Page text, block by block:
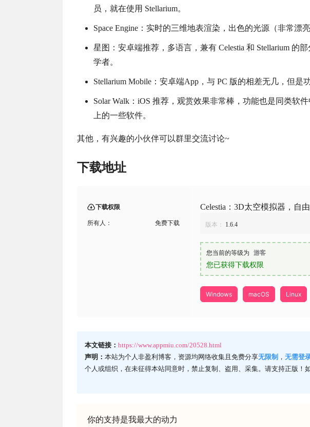
员，就在使用 Stellarium。
Space Engine：实时的三维地表渲染，出色的光源（非常漂
星图：安卓端推荐，多语言，兼有 Celestia 和 Stellarium 的
学者。
Stellarium Mobile：安卓端App，与 PC 版的相差无几，但是
Solar Walk：iOS 推荐，观赏效果非常棒，功能也是同类软
上的一些软件。
其他，有兴趣的小伙伴可以群里交流讨论~
下载地址
下载权限
所有人： 免费下载
Celestia：3D太空模拟器，自
版本： 1.6.4
您当前的等级为 游客
您已获得下载权限
Windows macOS Linux
本文链接： https://www.appmiu.com/20528.html
声明： 本站为个人非盈利博客，资源均网络收集且免费分享无限制 ， 无需登
个人或组织，在未征得本站同意时，禁止复制、盗用、采集。请支持正版！
你的支持是我最大的动力